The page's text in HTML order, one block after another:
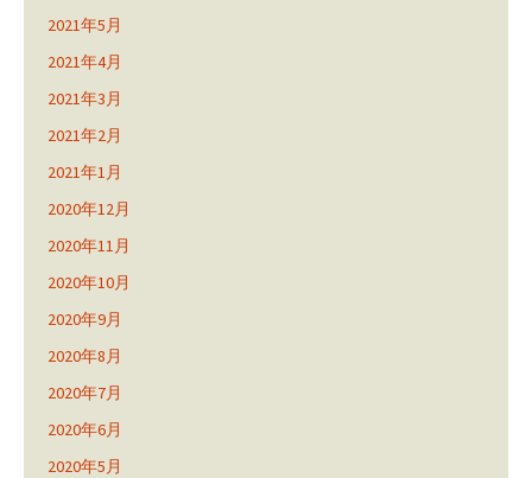
2021年5月
2021年4月
2021年3月
2021年2月
2021年1月
2020年12月
2020年11月
2020年10月
2020年9月
2020年8月
2020年7月
2020年6月
2020年5月